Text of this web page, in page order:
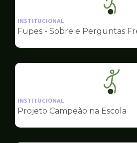
da
pagina
INSTITUCIONAL
Fupes - Sobre e Perguntas
da
pagina
INSTITUCIONAL
Projeto Campeão na Escola